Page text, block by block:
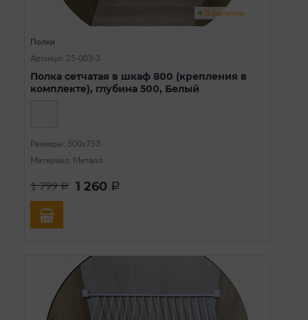
В наличии
Полки
Артикул: 25-003-3
Полка сетчатая в шкаф 800 (крепления в
комплекте), глубина 500, Белый
Размеры: 500х753
Материал: Металл
1 799a 1 260 a